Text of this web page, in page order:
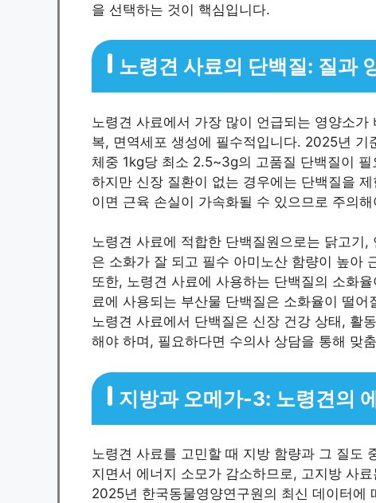
을 선택하는 것이 핵심입니다.
노령견 사료의 단백질: 질과
노령견 사료에서 가장 많이 언급되는 영양소
복, 면역세포 생성에 필수적입니다. 2025년
체중 1kg당 최소 2.5~3g의 고품질 단백질이
하지만 신장 질환이 없는 경우에는 단백질을
이면 근육 손실이 가속화될 수 있으므로 주의
노령견 사료에 적합한 단백질원으로는 닭고기
은 소화가 잘 되고 필수 아미노산 함량이 높아
또한, 노령견 사료에 사용하는 단백질의 소화
료에 사용되는 부산물 단백질은 소화율이 떨
노령견 사료에서 단백질은 신장 건강 상태, 활
해야 하며, 필요하다면 수의사 상담을 통해 맞
지방과 오메가-3: 노령견의
노령견 사료를 고민할 때 지방 함량과 그 질도
지면서 에너지 소모가 감소하므로, 고지방 사
2025년 한국동물영양연구원의 최신 데이터에